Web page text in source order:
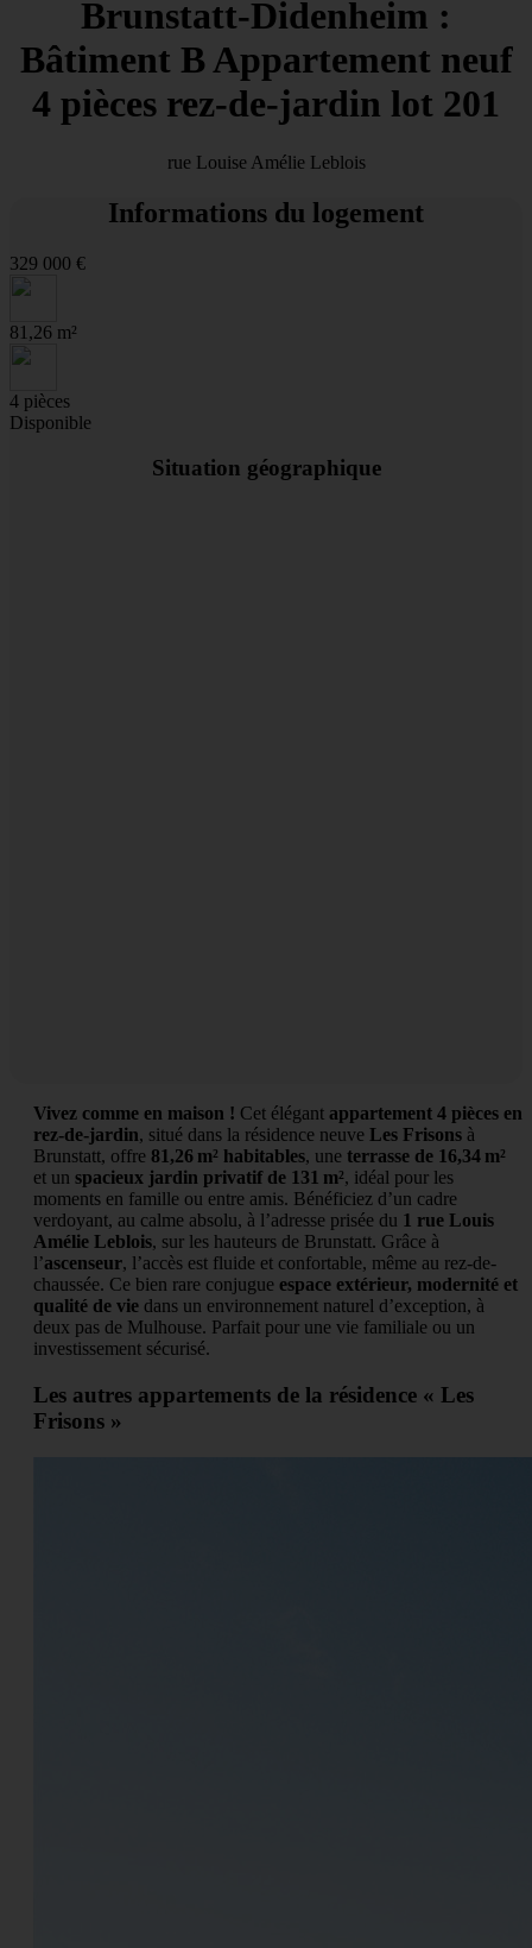
Brunstatt-Didenheim :
Bâtiment B Appartement neuf
4 pièces rez-de-jardin lot 201
rue Louise Amélie Leblois
Informations du logement
329 000 €
81,26 m²
4 pièces
Disponible
Situation géographique
Vivez comme en maison ! Cet élégant appartement 4 pièces en
rez-de-jardin, situé dans la résidence neuve Les Frisons à
Brunstatt, offre 81,26 m² habitables, une terrasse de 16,34 m²
et un spacieux jardin privatif de 131 m², idéal pour les
moments en famille ou entre amis. Bénéficiez d’un cadre
verdoyant, au calme absolu, à l’adresse prisée du 1 rue Louis
Amélie Leblois, sur les hauteurs de Brunstatt. Grâce à
l’ascenseur, l’accès est fluide et confortable, même au rez-de-
chaussée. Ce bien rare conjugue espace extérieur, modernité et
qualité de vie dans un environnement naturel d’exception, à
deux pas de Mulhouse. Parfait pour une vie familiale ou un
investissement sécurisé.
Les autres appartements de la résidence « Les
Frisons »